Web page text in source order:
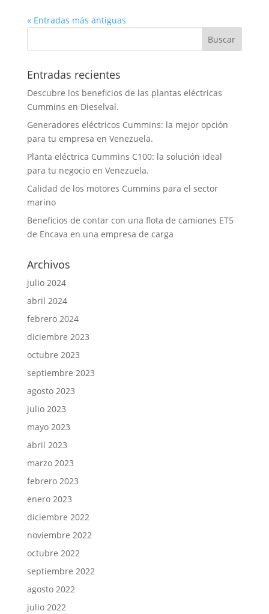
« Entradas más antiguas
Entradas recientes
Descubre los beneficios de las plantas eléctricas
Cummins en Dieselval.
Generadores eléctricos Cummins: la mejor opción
para tu empresa en Venezuela.
Planta eléctrica Cummins C100: la solución ideal
para tu negocio en Venezuela.
Calidad de los motores Cummins para el sector
marino
Beneficios de contar con una flota de camiones ET5
de Encava en una empresa de carga
Archivos
julio 2024
abril 2024
febrero 2024
diciembre 2023
octubre 2023
septiembre 2023
agosto 2023
julio 2023
mayo 2023
abril 2023
marzo 2023
febrero 2023
enero 2023
diciembre 2022
noviembre 2022
octubre 2022
septiembre 2022
agosto 2022
julio 2022